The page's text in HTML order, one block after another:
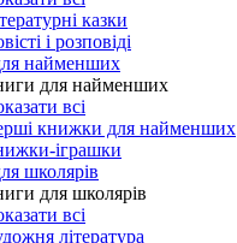
казки
і розповіді
найменших
для найменших
всі
книжки для найменших
іграшки
школярів
для школярів
всі
література